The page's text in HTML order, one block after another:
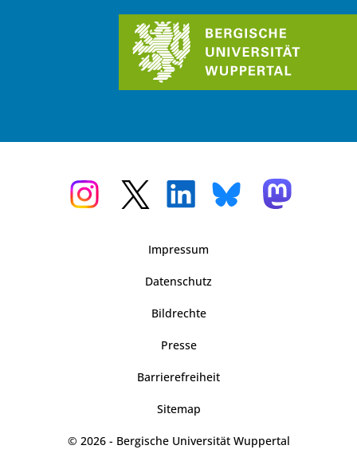
Impressum
Datenschutz
Bildrechte
Presse
Barrierefreiheit
Sitemap
© 2026 - Bergische Universität Wuppertal